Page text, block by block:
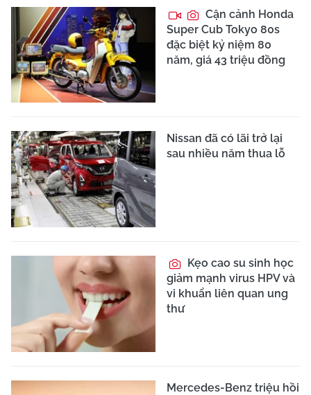
Cận cảnh Honda
Super Cub Tokyo 80s
đặc biệt kỷ niệm 80
năm, giá 43 triệu đồng
Nissan đã có lãi trở lại
sau nhiều năm thua lỗ
Kẹo cao su sinh học
giảm mạnh virus HPV và
vi khuẩn liên quan ung
thư
Mercedes-Benz triệu hồi